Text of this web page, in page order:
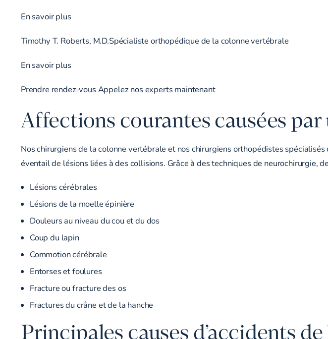
En savoir plus
Timothy T. Roberts, M.D.Spécialiste orthopédique de la colonne vertébrale
En savoir plus
Prendre rendez-vousAppelez nos experts maintenant
Affections courantes causées
Nos chirurgiens de la colonne vertébrale et nos chirurgiens orthopédistes
éventail de lésions liées à des collisions. Grâce à des techniques de neurochirurgie,
Lésions cérébrales
Lésions de la moelle épinière
Douleurs au niveau du cou et du dos
Coup du lapin
Commotion cérébrale
Entorses et foulures
Fracture ou fracture des os
Fractures du crâne et de la hanche
Principales causes d’accidents